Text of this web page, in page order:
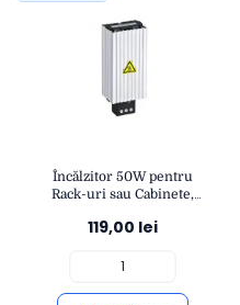
Încălzitor 50W pentru
Rack-uri sau Cabinete,
Protecție Anti-Condens
119,00 lei